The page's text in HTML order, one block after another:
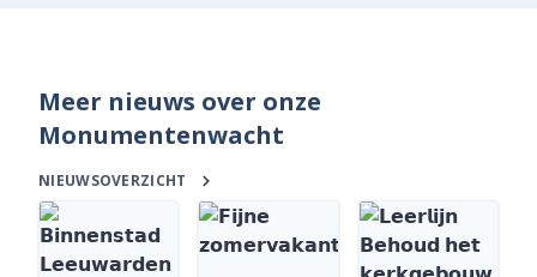
Meer nieuws over onze
Monumentenwacht
NIEUWSOVERZICHT